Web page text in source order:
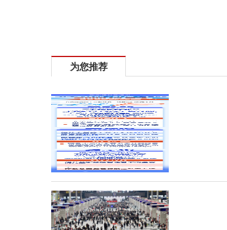
为您推荐